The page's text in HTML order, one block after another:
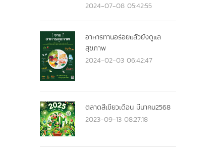
2024-07-08 05:42:55
อาหารทานอร่อยแลัวยังดูแล
สุขภาพ
2024-02-03 06:42:47
ตลาดสีเขียวเดือน มีนาคม2568
2023-09-13 08:27:18